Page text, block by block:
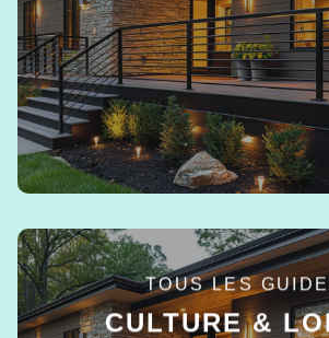
EN SAVOIR +
TOUS LES
CULTURE &